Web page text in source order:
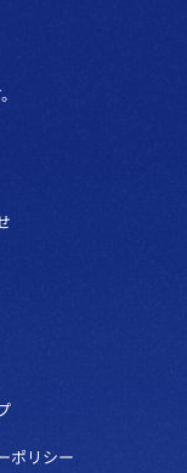
ポリシー